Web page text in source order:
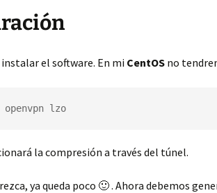
el software. En mi CentOS no
lzo
la compresión a través del túnel.
ya queda poco 🙂 . Ahora debemos